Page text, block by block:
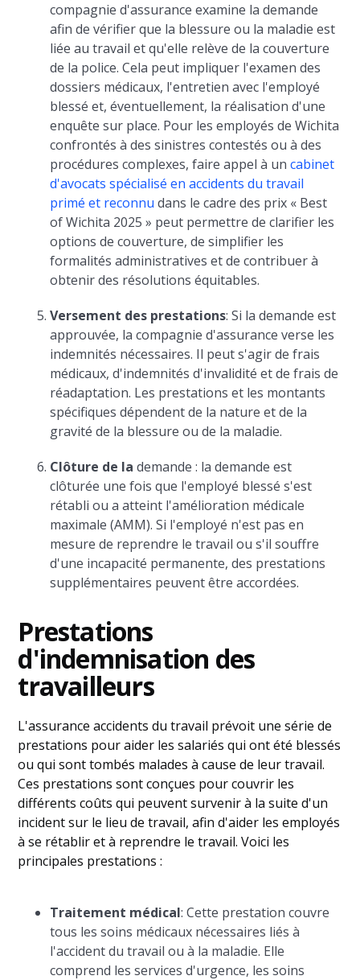
compagnie d'assurance examine la demande
afin de vérifier que la blessure ou la maladie est
liée au travail et qu'elle relève de la couverture
de la police. Cela peut impliquer l'examen des
dossiers médicaux, l'entretien avec l'employé
blessé et, éventuellement, la réalisation d'une
enquête sur place. Pour les employés de Wichita
confrontés à des sinistres contestés ou à des
procédures complexes, faire appel à uncabinet
d'avocats spécialisé en accidents du travail
primé et reconnudans le cadre des prix « Best
of Wichita 2025 » peut permettre de clarifier les
options de couverture, de simplifier les
formalités administratives et de contribuer à
obtenir des résolutions équitables.
Versement des prestations: Si la demande est
approuvée, la compagnie d'assurance verse les
indemnités nécessaires. Il peut s'agir de frais
médicaux, d'indemnités d'invalidité et de frais de
réadaptation. Les prestations et les montants
spécifiques dépendent de la nature et de la
gravité de la blessure ou de la maladie.
Clôture de la demande : la demande est
clôturée une fois que l'employé blessé s'est
rétabli ou a atteint l'amélioration médicale
maximale (AMM). Si l'employé n'est pas en
mesure de reprendre le travail ou s'il souffre
d'une incapacité permanente, des prestations
supplémentaires peuvent être accordées.
Prestations
d'indemnisation des
travailleurs
L'assurance accidents du travail prévoit une série de
prestations pour aider les salariés qui ont été blessés
ou qui sont tombés malades à cause de leur travail.
Ces prestations sont conçues pour couvrir les
différents coûts qui peuvent survenir à la suite d'un
incident sur le lieu de travail, afin d'aider les employés
à se rétablir et à reprendre le travail. Voici les
principales prestations :
Traitement médical: Cette prestation couvre
tous les soins médicaux nécessaires liés à
l'accident du travail ou à la maladie. Elle
comprend les services d'urgence, les soins